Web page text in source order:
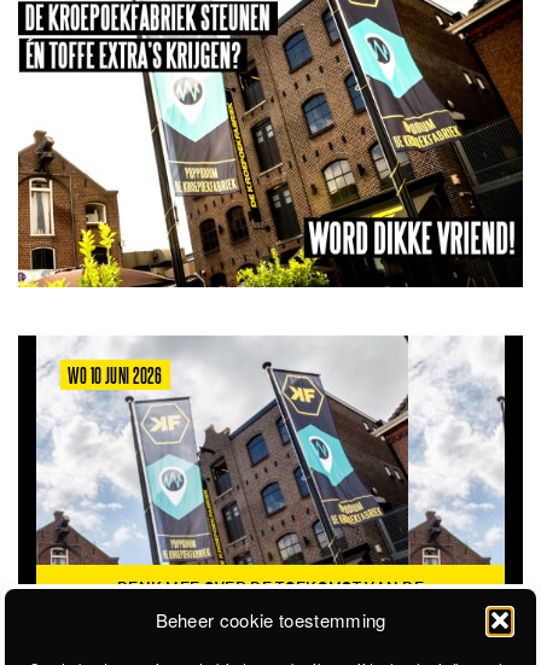
Beheer cookie toestemming
WO 10 JUNI 2026
DENK MEE OVER DE TOEKOMST VAN DE
KROEPOEKFABRIEK